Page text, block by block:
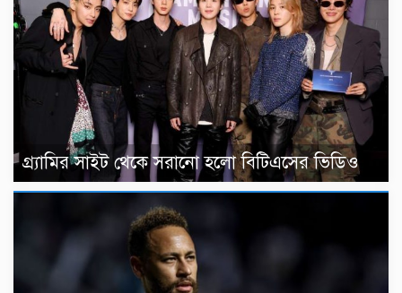
গ্র্যামির সাইট থেকে সরানো হলো বিটিএসের ভিডিও